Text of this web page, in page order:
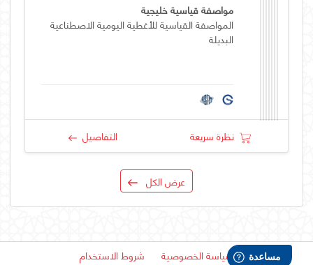
مواصفة قياسية خليجية
المواصفة القياسية للأغطية اليومية الاصطناعية
البديلة
نظرة سريعة التفاصيل
عرض الكل
سياسة الخصوصية شروط الاستخدام